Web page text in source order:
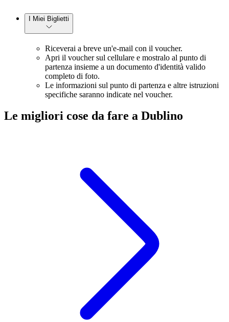
I Miei Biglietti
Riceverai a breve un'e-mail con il voucher.
Apri il voucher sul cellulare e mostralo al punto di
partenza insieme a un documento d'identità valido
completo di foto.
Le informazioni sul punto di partenza e altre istruzioni
specifiche saranno indicate nel voucher.
Le migliori cose da fare a Dublino